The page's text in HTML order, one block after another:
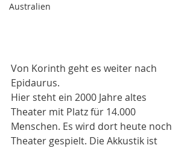
Australien
Von Korinth geht es weiter nach
Epidaurus.
Hier steht ein 2000 Jahre altes
Theater mit Platz für 14.000
Menschen. Es wird dort heute noch
Theater gespielt. Die Akkustik ist